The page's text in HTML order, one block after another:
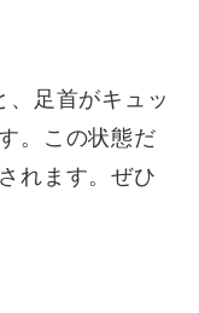
、足首がキュッ
。この状態だ
れます。ぜひ